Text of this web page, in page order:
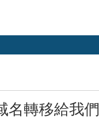
名轉移給我們